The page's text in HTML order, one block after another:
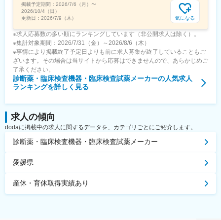
掲載予定期間： 2026/7/6（月） 〜
2026/10/4（日）
更新日： 2026/7/9（木） 気になる
※求人応募数の多い順にランキングしています（非公開求人は除く）。
※集計対象期間：2026/7/31（金）～2026/8/6（木）
※事情により掲載終了予定日よりも前に求人募集が終了していることもご
ざいます。その場合は当サイトから応募はできませんので、あらかじめご
了承ください。
診断薬・臨床検査機器・臨床検査試薬メーカーの人気求人
ランキングを詳しく見る
求人の傾向
dodaに掲載中の求人に関するデータを、カテゴリごとにご紹介します。
診断薬・臨床検査機器・臨床検査試薬メーカー
愛媛県
産休・育休取得実績あり